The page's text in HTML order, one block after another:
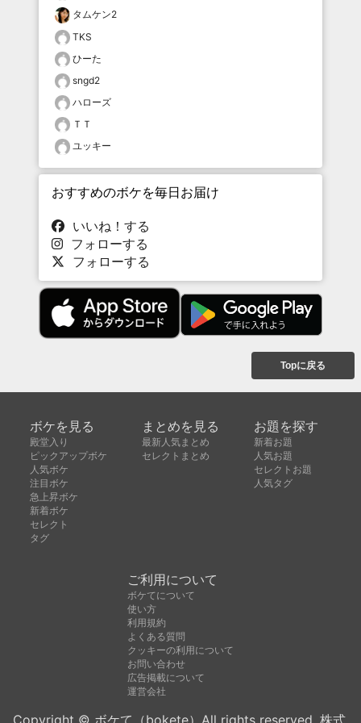
タムケン2
TKS
ひーた
sngd2
ハローズ
ＴＴ
ユッキー
おすすめのボケを毎日お届け
いいね！する
フォローする
フォローする
Topに戻る
ボケを見る
殿堂入り
ピックアップボケ
人気ボケ
注目ボケ
急上昇ボケ
新着ボケ
セレクト
タグ
まとめを見る
最新人気まとめ
セレクトまとめ
お題を探す
新着お題
人気お題
セレクトお題
人気タグ
ご利用について
ボケてについて
使い方
利用規約
よくある質問
クッキーの利用について
お問い合わせ
広告掲載について
運営会社
Copyright © ボケて（bokete）All rights reserved. 株式